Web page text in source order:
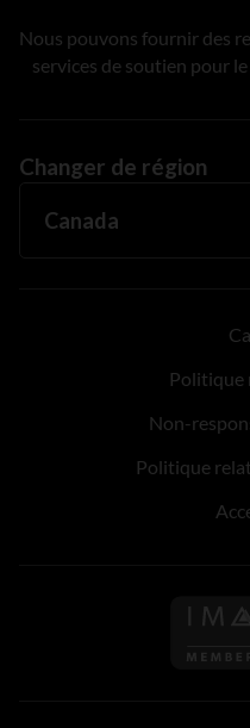
Nous pouvons fournir des
services de soutien pour
Changer de région
Politique
Non-
Politique